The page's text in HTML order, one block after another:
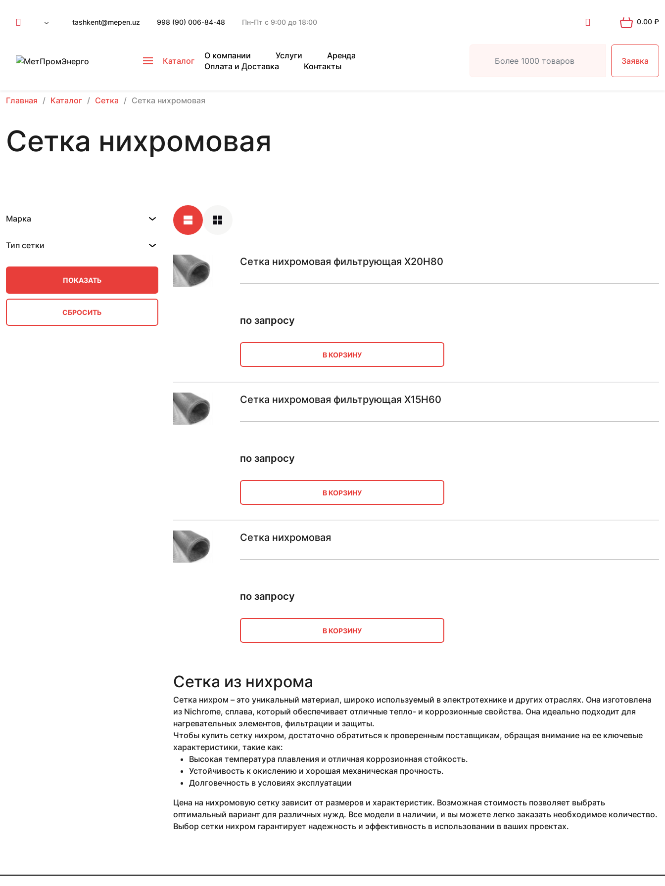
tashkent@mepen.uz 998 (90) 006-84-48 Пн-Пт с 9:00 до 18:00 0.00 ₽
Каталог
О компании Услуги
Аренда
Оплата и Доставка
Контакты
Заявка
Главная Каталог Сетка Сетка нихромовая
Сетка нихромовая
Марка
Тип сетки
Сетка нихромовая фильтрующая Х20Н80
по запросу
В КОРЗИНУ
Сетка нихромовая фильтрующая Х15Н60
по запросу
В КОРЗИНУ
Сетка нихромовая
по запросу
В КОРЗИНУ
Сетка из нихрома
Сетка нихром – это уникальный материал, широко используемый в электротехнике и других отраслях. Она изготовлена
из Nichrome, сплава, который обеспечивает отличные тепло- и коррозионные свойства. Она идеально подходит для
нагревательных элементов, фильтрации и защиты.
Чтобы купить сетку нихром, достаточно обратиться к проверенным поставщикам, обращая внимание на ее ключевые
характеристики, такие как:
Высокая температура плавления и отличная коррозионная стойкость.
Устойчивость к окислению и хорошая механическая прочность.
Долговечность в условиях эксплуатации
Цена на нихромовую сетку зависит от размеров и характеристик. Возможная стоимость позволяет выбрать
оптимальный вариант для различных нужд. Все модели в наличии, и вы можете легко заказать необходимое количество.
Выбор сетки нихром гарантирует надежность и эффективность в использовании в ваших проектах.